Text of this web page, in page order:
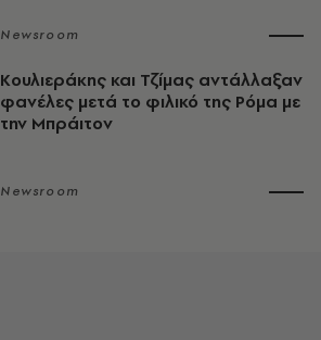
Newsroom
Κουλιεράκης και Τζίμας αντάλλαξαν
φανέλες μετά το φιλικό της Ρόμα με
την Μπράιτον
Newsroom